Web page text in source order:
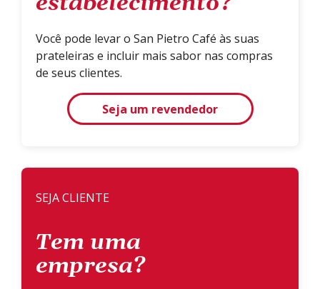
Você pode levar o San Pietro Café às suas
prateleiras e incluir mais sabor nas compras
de seus clientes.
Seja um revendedor
SEJA CLIENTE
Tem uma
empresa?